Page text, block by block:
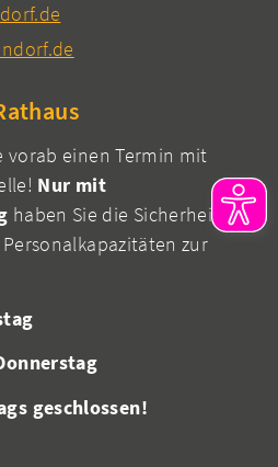
vorab einen Termin mit
Nur mit
haben Sie die Sicherheit,
zur
geschlossen!